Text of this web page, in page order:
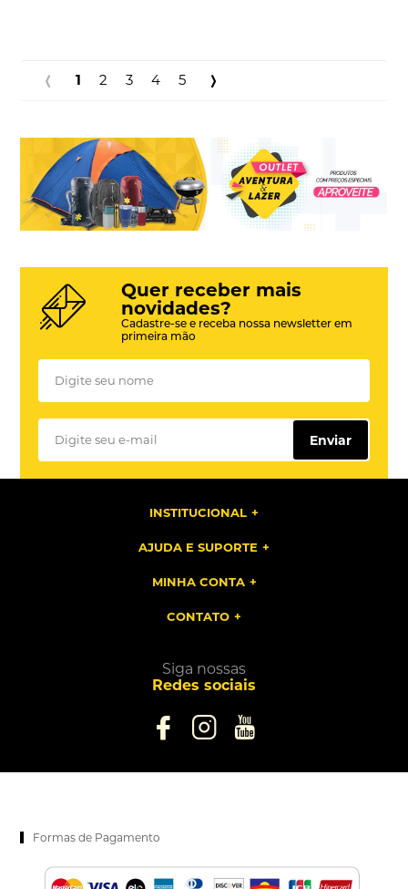
1 2 3 4 5
Quer receber mais
novidades?
Cadastre-se e receba nossa newsletter em
primeira mão
Enviar
INSTITUCIONAL
AJUDA E SUPORTE
MINHA CONTA
CONTATO
Siga nossas
Redes sociais
Formas de Pagamento